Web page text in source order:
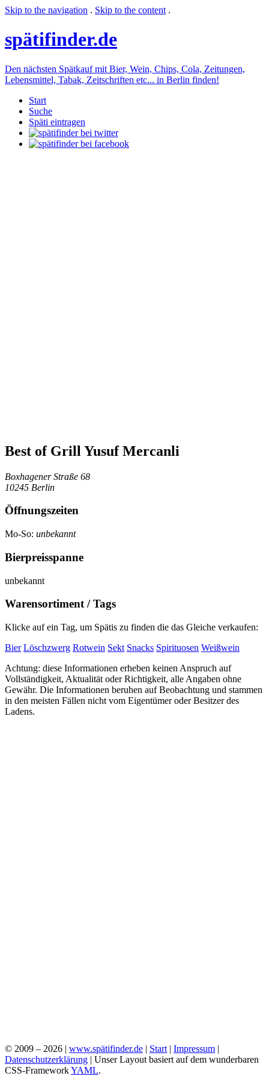
Skip to the navigation . Skip to the content .
spätifinder.de
Den nächsten Spätkauf mit Bier, Wein, Chips, Cola, Zeitungen,
Lebensmittel, Tabak, Zeitschriften etc... in Berlin finden!
Start
Suche
Späti eintragen
Best of Grill Yusuf Mercanli
Boxhagener Straße 68
10245 Berlin
Öffnungszeiten
Mo-So: unbekannt
Bierpreisspanne
unbekannt
Warensortiment / Tags
Klicke auf ein Tag, um Spätis zu finden die das Gleiche verkaufen:
Bier Löschzwerg Rotwein Sekt Snacks Spirituosen Weißwein
Achtung: diese Informationen erheben keinen Anspruch auf
Vollständigkeit, Aktualität oder Richtigkeit, alle Angaben ohne
Gewähr. Die Informationen beruhen auf Beobachtung und stammen
in den meisten Fällen nicht vom Eigentümer oder Besitzer des
Ladens.
© 2009 – 2026 | www.spätifinder.de | Start | Impressum |
Datenschutzerklärung | Unser Layout basiert auf dem wunderbaren
CSS-FrameworkYAML.